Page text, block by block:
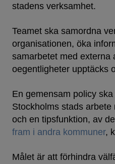
stadens verksamhet.
Teamet ska samordna
organisationen, öka
samarbetet med externa
oegentligheter upptäcks
En gemensam policy
Stockholms stads
och en tipsfunktion, av
fram i andra kommuner,
Målet är att förhindra